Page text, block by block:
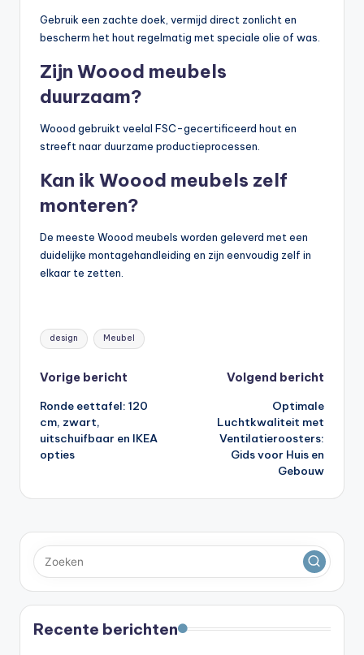
Gebruik een zachte doek, vermijd direct zonlicht en
bescherm het hout regelmatig met speciale olie of was.
Zijn Woood meubels
duurzaam?
Woood gebruikt veelal FSC-gecertificeerd hout en
streeft naar duurzame productieprocessen.
Kan ik Woood meubels zelf
monteren?
De meeste Woood meubels worden geleverd met een
duidelijke montagehandleiding en zijn eenvoudig zelf in
elkaar te zetten.
Tags:
design Meubel
Bericht
navigatie
Vorige bericht
Ronde eettafel: 120
cm, zwart,
uitschuifbaar en IKEA
opties
Volgend bericht
Optimale
Luchtkwaliteit met
Ventilatieroosters:
Gids voor Huis en
Gebouw
Recente berichten